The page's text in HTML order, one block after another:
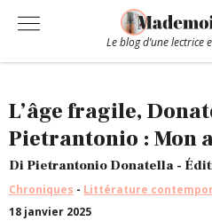
Le blog d’une lectrice
Coups de
Hors-
L’âge fragile,
Pietrantonio : Mon
Di Pietrantonio Donatella -
Chroniques - Littérature
18 janvier 2025